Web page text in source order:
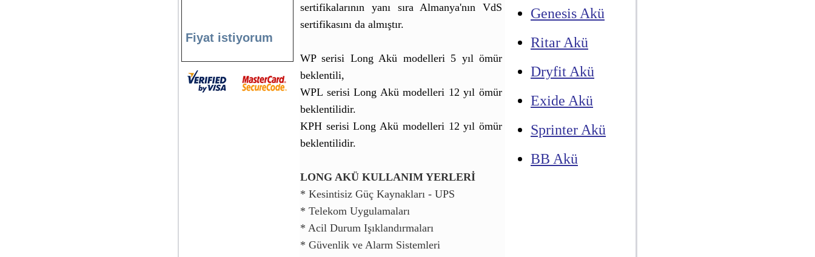
Fiyat istiyorum
sertifikalarının yanı sıra Almanya'nın VdS
sertifikasını da almıştır.
WP serisi Long Akü modelleri 5 yıl ömür
beklentili,
WPL serisi Long Akü modelleri 12 yıl ömür
beklentilidir.
KPH serisi Long Akü modelleri 12 yıl ömür
beklentilidir.
LONG AKÜ KULLANIM YERLERİ
* Kesintisiz Güç Kaynakları - UPS
* Telekom Uygulamaları
* Acil Durum Işıklandırmaları
* Güvenlik ve Alarm Sistemleri
Genesis Akü
Ritar Akü
Dryfit Akü
Exide Akü
Sprinter Akü
BB Akü